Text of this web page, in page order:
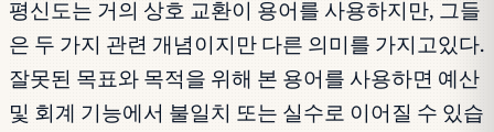
평신도는 거의 상호 교환이 용어를 사용하지만, 그들
은 두 가지 관련 개념이지만 다른 의미를 가지고있다.
잘못된 목표와 목적을 위해 본 용어를 사용하면 예산
및 회계 기능에서 불일치 또는 실수로 이어질 수 있습